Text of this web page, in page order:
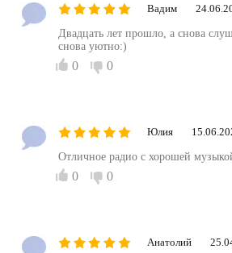
Вадим
Двадцать лет прошло, а снова
снова уютно:)
0 0
Юлия
Отличное радио с хорошей
0 0
Анатолий